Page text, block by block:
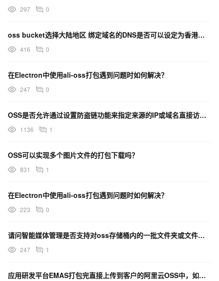
297 0
oss bucket选择大陆地区 绑定域名的DNS是否可以设定为香港加速？如果可以怎样收费？
416 0
在Electron中使用ali-oss打包遇到问题时如何解决？
247 0
OSS是否允许通过设置防盗链功能来指定来源的IP或域名直接访问私有Bucket的文件？
1136 1
OSS可以实现多个图片文件的打包下载吗？
831 1
在Electron中使用ali-oss打包遇到问题时如何解决？
223 0
请问智能媒体管理是否支持对oss存储桶内的一批文件夹或文件进行 压缩打包 生成zip文件？
247 1
应用研发平台EMAS打包完直接上传到客户的阿里云OSS中，如何操作？